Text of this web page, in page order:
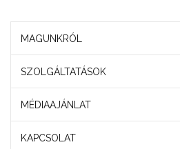
MAGUNKRÓL
SZOLGÁLTATÁSOK
MÉDIAAJÁNLAT
KAPCSOLAT